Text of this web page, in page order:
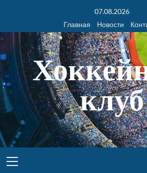
07.08.2026
Главная
Новости
клуб